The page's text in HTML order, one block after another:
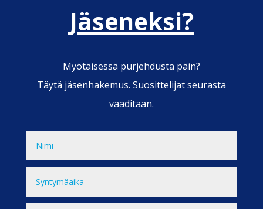
Jäseneksi?
Myötäisessä purjehdusta päin?
Täytä jäsenhakemus. Suosittelijat seurasta
vaaditaan.